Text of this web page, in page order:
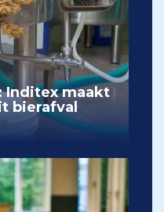
Inditex maakt
bierafval